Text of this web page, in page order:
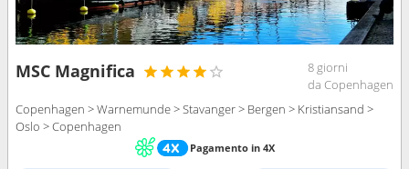
MSC Magnifica
8 giorni
da Copenhagen
Copenhagen > Warnemunde > Stavanger > Bergen > Kristiansand >
Oslo > Copenhagen
Pagamento in 4X